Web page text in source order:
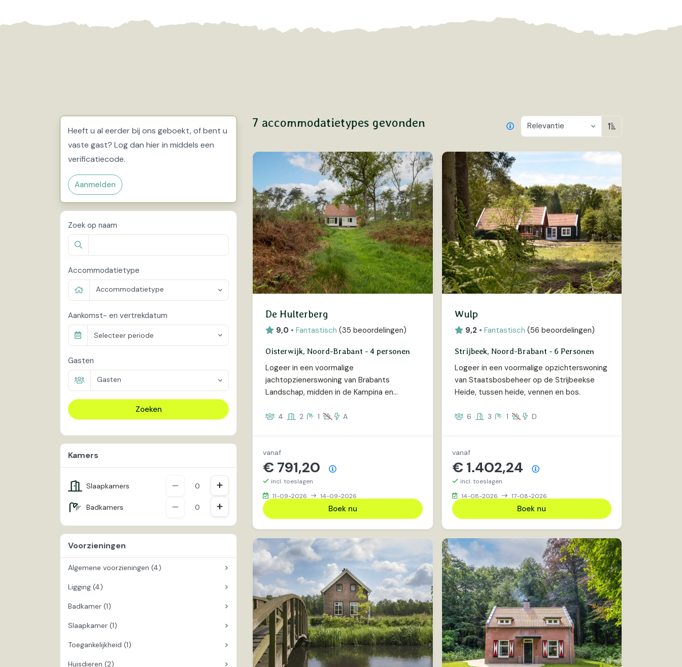
Heeft u al eerder bij ons geboekt, of bent u
vaste gast? Log dan hier in middels een
verificatiecode.
Aanmelden
Zoek op naam
Accommodatietype
Accommodatietype
Aankomst- en vertrekdatum
Selecteer periode
Gasten
Gasten
Zoeken
Kamers
Slaapkamers Afname Toename
Badkamers Afname Toename
Voorzieningen
Algemene voorzieningen (4)
Houtkachel
6
Wifi / Internet
Zonder houtkachel
1
Ligging (4)
Aan het water
1
Rustige ligging
Bosrijke omgeving
4
Badkamer (1)
Bad 3
Slaapkamer (1)
Kinderbed 5
Toegankelijkheid (1)
Kindvriendelijk 6
Huisdieren (2)
7 accommodatietypes gevonden Relevantie Oplopend sorteren
De Hulterberg
9,0 • Fantastisch (35 beoordelingen)
Oisterwijk, Noord-Brabant - 4 personen
Logeer in een voormalige
jachtopzienerswoning van Brabants
Landschap, midden in de Kampina en
4 2 1 A
vanaf
€ 791,20
incl. toeslagen
11-09-2026
14-09-2026
Boek nu
Wulp
9,2 • Fantastisch (56 beoordelingen)
Strijbeek, Noord-Brabant - 6 Personen
Logeer in een voormalige opzichterswoning
van Staatsbosbeheer op de Strijbeekse
Heide, tussen heide, vennen en bos.
6 3 1 D
vanaf
€ 1.402,24
incl. toeslagen
14-08-2026
17-08-2026
Boek nu